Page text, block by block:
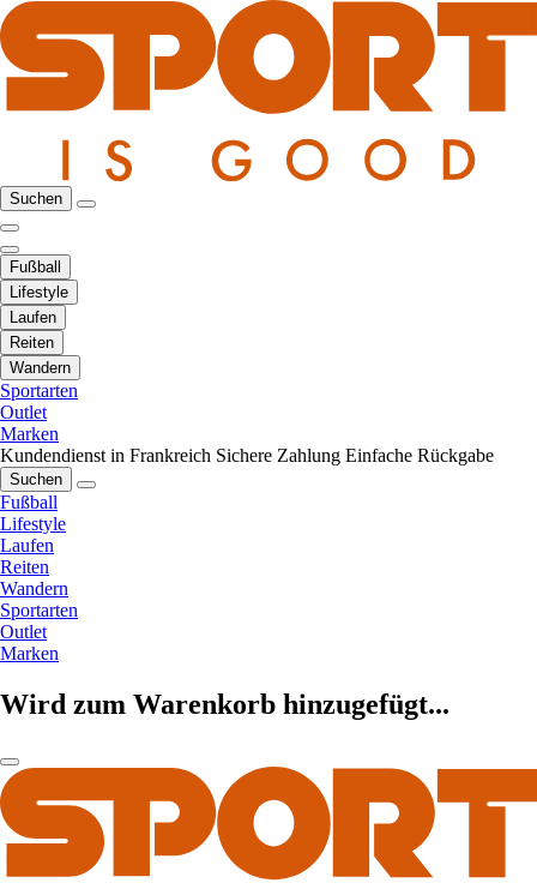
Suchen
Fußball
Lifestyle
Laufen
Reiten
Wandern
Sportarten
Outlet
Marken
Kundendienst in Frankreich Sichere Zahlung Einfache Rückgabe
Suchen
Fußball
Lifestyle
Laufen
Reiten
Wandern
Sportarten
Outlet
Marken
Wird zum Warenkorb hinzugefügt...